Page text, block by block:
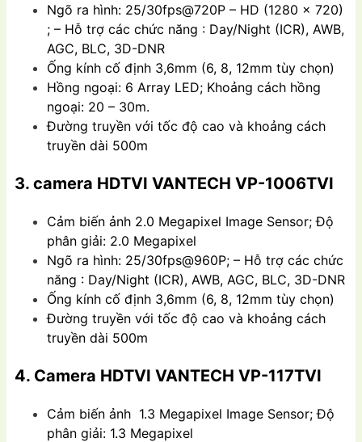
Ngõ ra hình: 25/30fps@720P – HD (1280 x 720)
; – Hỗ trợ các chức năng : Day/Night (ICR), AWB,
AGC, BLC, 3D-DNR
Ống kính cố định 3,6mm (6, 8, 12mm tùy chọn)
Hồng ngoại: 6 Array LED; Khoảng cách hồng
ngoại: 20 – 30m.
Đường truyền với tốc độ cao và khoảng cách
truyền dài 500m
3. camera HDTVI VANTECH VP-1006TVI
Cảm biến ảnh 2.0 Megapixel Image Sensor; Độ
phân giải: 2.0 Megapixel
Ngõ ra hình: 25/30fps@960P; – Hỗ trợ các chức
năng : Day/Night (ICR), AWB, AGC, BLC, 3D-DNR
Ống kính cố định 3,6mm (6, 8, 12mm tùy chọn)
Đường truyền với tốc độ cao và khoảng cách
truyền dài 500m
4. Camera HDTVI VANTECH VP-117TVI
Cảm biến ảnh 1.3 Megapixel Image Sensor; Độ
phân giải: 1.3 Megapixel